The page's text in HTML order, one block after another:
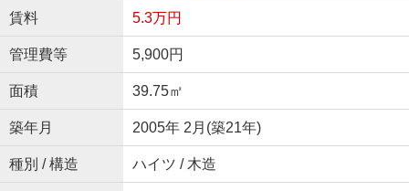
賃料 5.3万円
管理費等 5,900円
面積 39.75㎡
築年月 2005年 2月(築21年)
種別 / 構造 ハイツ / 木造